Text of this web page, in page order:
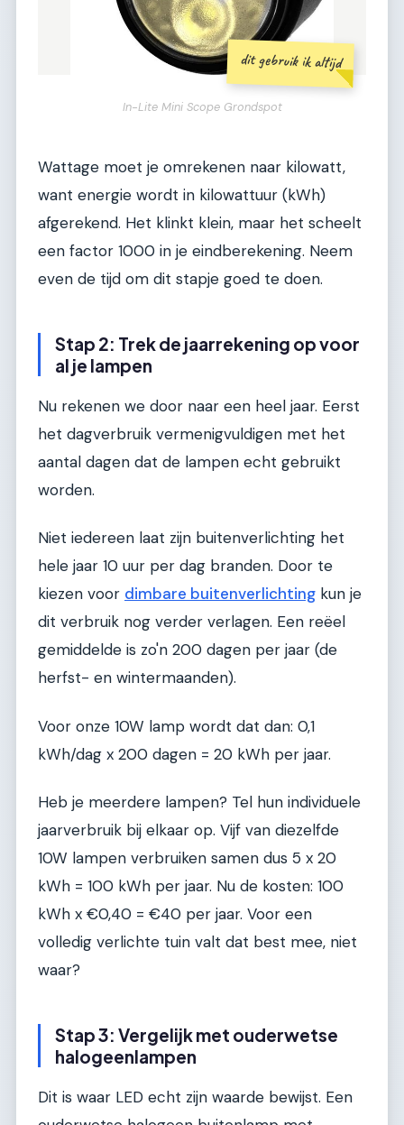
dit gebruik ik altijd
In-Lite Mini Scope Grondspot
Wattage moet je omrekenen naar kilowatt,
want energie wordt in kilowattuur (kWh)
afgerekend. Het klinkt klein, maar het scheelt
een factor 1000 in je eindberekening. Neem
even de tijd om dit stapje goed te doen.
Stap 2: Trek de jaarrekening op voor
al je lampen
Nu rekenen we door naar een heel jaar. Eerst
het dagverbruik vermenigvuldigen met het
aantal dagen dat de lampen echt gebruikt
worden.
Niet iedereen laat zijn buitenverlichting het
hele jaar 10 uur per dag branden. Door te
kiezen voor dimbare buitenverlichting kun je
dit verbruik nog verder verlagen. Een reëel
gemiddelde is zo'n 200 dagen per jaar (de
herfst- en wintermaanden).
Voor onze 10W lamp wordt dat dan: 0,1
kWh/dag x 200 dagen = 20 kWh per jaar.
Heb je meerdere lampen? Tel hun individuele
jaarverbruik bij elkaar op. Vijf van diezelfde
10W lampen verbruiken samen dus 5 x 20
kWh = 100 kWh per jaar. Nu de kosten: 100
kWh x €0,40 = €40 per jaar. Voor een
volledig verlichte tuin valt dat best mee, niet
waar?
Stap 3: Vergelijk met ouderwetse
halogeenlampen
Dit is waar LED echt zijn waarde bewijst. Een